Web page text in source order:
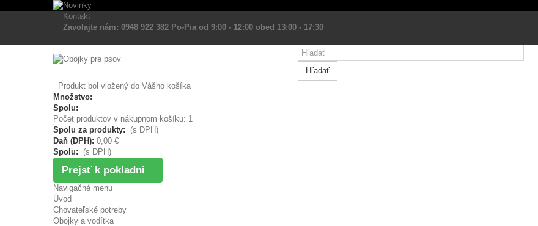
Kontakt
Zavolajte nám: 0948 922 382 Po-Pia od 9:00 - 12:00 obed 13:00 - 17:30
Hľadať
Produkt bol vložený do Vášho košíka
Množstvo:
Spolu:
Počet produktov v nákupnom košíku: 1
Spolu za produkty:
(s DPH)
Daň (DPH): 0,00 €
Spolu:
(s DPH)
Prejsť k pokladni
Navigačné menu
Úvod
Chovateľské potreby
Obojky a vodítka